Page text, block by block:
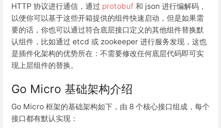
HTTP 协议进行通信，通过 protobuf 和 json 进行编解码，
以便你可以基于这些开箱提供的组件快速启动，但是如果需
要的话，你也可以通过符合底层接口定义的其他组件替换默
认组件，比如通过 etcd 或 zookeeper 进行服务发现，这也
是插件化架构的优势所在：不需要修改任何底层代码即可实
现上层组件的替换。
Go Micro 基础架构介绍
Go Micro 框架的基础架构如下，由 8 个核心接口组成，每个
接口都有默认实现：